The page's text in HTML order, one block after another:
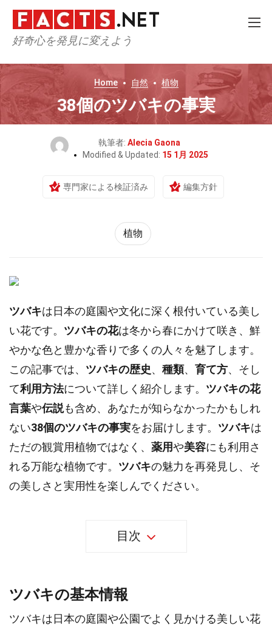
好奇心を発見に変えよう
Home 自然 植物
38個のツバキの事実
執筆者: Alecia Gaona
Modified & Updated: 15 1月 2025
専門家による検証済み 編集方針
植物
ツバキは日本の庭園や文化に深く根付いている美し
い花です。 ツバキの花は冬から春にかけて咲き、鮮
やかな色と豊かな香りで多くの人々を魅了します。
この記事では、 ツバキの歴史、 種類、 育て方、そし
て利用方法について詳しく紹介します。 ツバキの花
言葉や伝説も含め、あなたが知らなかったかもしれ
ない38個のツバキの事実をお届けします。 ツバキは
ただの観賞用植物ではなく、 薬用や美容にも利用さ
れる万能な植物です。 ツバキの魅力を再発見し、そ
の美しさと実用性を楽しんでください。
目次
ツバキの基本情報
ツバキは日本の庭園や公園でよく見かける美しい花